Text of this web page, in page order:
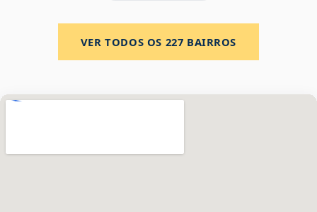
VER TODOS OS 227 BAIRROS